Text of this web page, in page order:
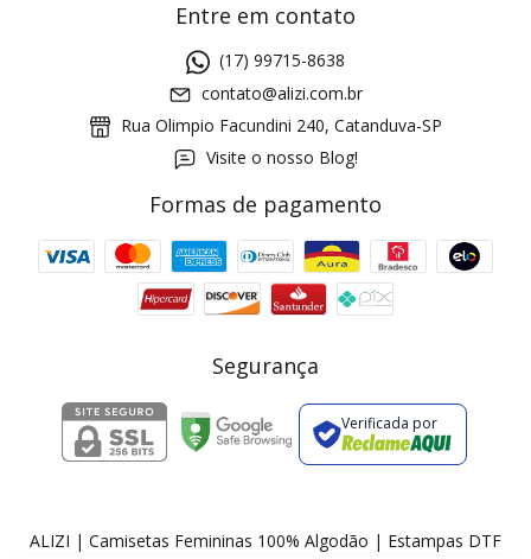
Entre em contato
(17) 99715-8638
contato@alizi.com.br
Rua Olimpio Facundini 240, Catanduva-SP
Visite o nosso Blog!
Formas de pagamento
Segurança
Verificada por
ALIZI | Camisetas Femininas 100% Algodão | Estampas DTF
Cupom 1a compra: GANHE5
2 pecas 7% OFF